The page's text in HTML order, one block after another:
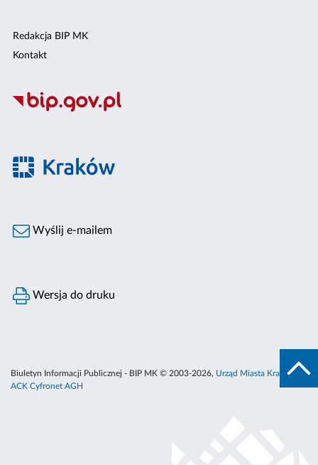
Redakcja BIP MK
Kontakt
Wyślij e-mailem
Wersja do druku
Biuletyn Informacji Publicznej - BIP MK © 2003-2026, Urząd Miasta Krakowa
ACK Cyfronet AGH